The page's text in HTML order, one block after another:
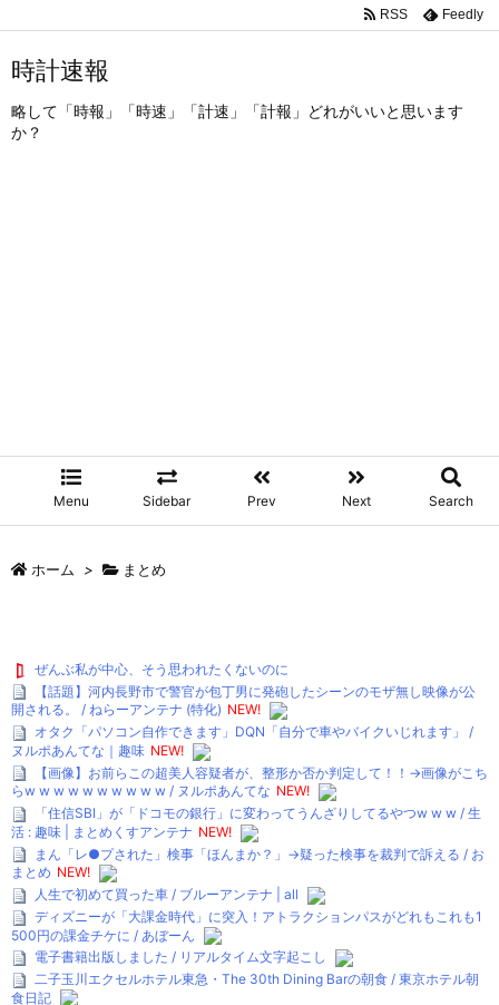
時計速報
略して「時報」「時速」「計速」「計報」どれがいいと思います
か？
Menu Sidebar Prev Next Search
RSS Feedly
ホーム > まとめ
ぜんぶ私が中心、そう思われたくないのに
【話題】河内長野市で警官が包丁男に発砲したシーンのモザ無し映像が公
開される。 / ねらーアンテナ (特化) NEW!
オタク「パソコン自作できます」DQN「自分で車やバイクいじれます」 /
ヌルポあんてな｜趣味 NEW!
【画像】お前らこの超美人容疑者が、整形か否か判定して！！→画像がこち
らw w w w w w w w w w / ヌルポあんてな NEW!
「住信SBI」が「ドコモの銀行」に変わってうんざりしてるやつw w w / 生
活 : 趣味 | まとめくすアンテナ NEW!
まん「レ●プされた」検事「ほんまか？」→疑った検事を裁判で訴える / お
まとめ NEW!
人生で初めて買った車 / ブルーアンテナ | all
ディズニーが「大課金時代」に突入！アトラクションパスがどれもこれも1
500円の課金チケに / あぼーん
電子書籍出版しました / リアルタイム文字起こし
二子玉川エクセルホテル東急・The 30th Dining Barの朝食 / 東京ホテル朝
食日記